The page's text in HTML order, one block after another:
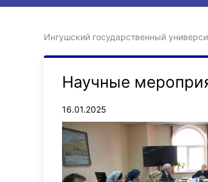
Ингушский государственный
Научные
16.01.2025